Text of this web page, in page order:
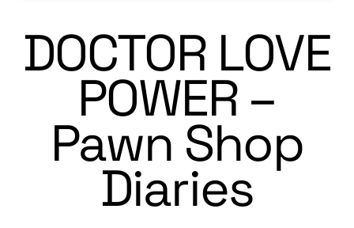
DOCTOR LOVE
POWER –
Pawn Shop
Diaries